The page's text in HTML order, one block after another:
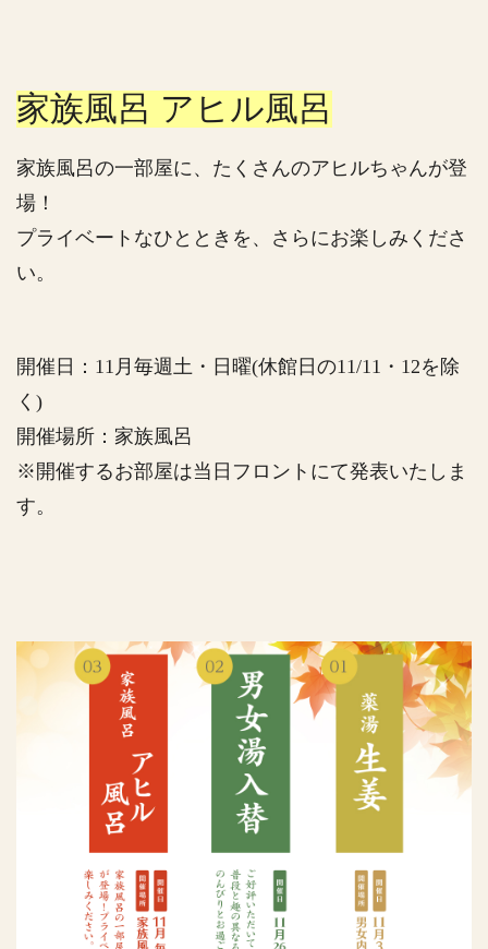
家族風呂 アヒル風呂
家族風呂の一部屋に、たくさんのアヒルちゃんが登
場！
プライベートなひとときを、さらにお楽しみくださ
い。
開催日：11月毎週土・日曜(休館日の11/11・12を除
く)
開催場所：家族風呂
※開催するお部屋は当日フロントにて発表いたしま
す。